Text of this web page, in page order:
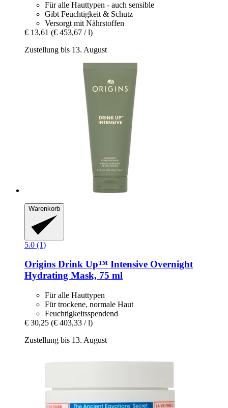
Für alle Hauttypen - auch sensible
Gibt Feuchtigkeit & Schutz
Versorgt mit Nährstoffen
€ 13,61 (€ 453,67 / l)
Zustellung bis 13. August
Warenkorb
5.0 (1)
Origins Drink Up™ Intensive Overnight
Hydrating Mask, 75 ml
Für alle Hauttypen
Für trockene, normale Haut
Feuchtigkeitsspendend
€ 30,25 (€ 403,33 / l)
Zustellung bis 13. August